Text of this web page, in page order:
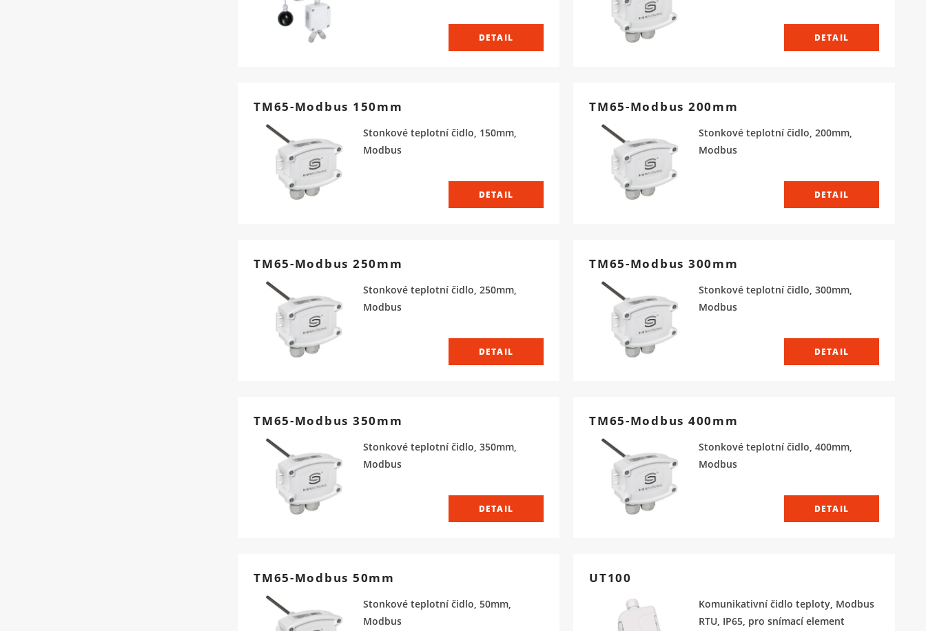
DETAIL DETAIL
TM65-Modbus 150mm
Stonkové teplotní čidlo, 150mm,
Modbus
DETAIL
TM65-Modbus 200mm
Stonkové teplotní čidlo, 200mm,
Modbus
DETAIL
TM65-Modbus 250mm
Stonkové teplotní čidlo, 250mm,
Modbus
DETAIL
TM65-Modbus 300mm
Stonkové teplotní čidlo, 300mm,
Modbus
DETAIL
TM65-Modbus 350mm
Stonkové teplotní čidlo, 350mm,
Modbus
DETAIL
TM65-Modbus 400mm
Stonkové teplotní čidlo, 400mm,
Modbus
DETAIL
TM65-Modbus 50mm
Stonkové teplotní čidlo, 50mm,
Modbus
UT100
Komunikativní čidlo teploty, Modbus
RTU, IP65, pro snímací element